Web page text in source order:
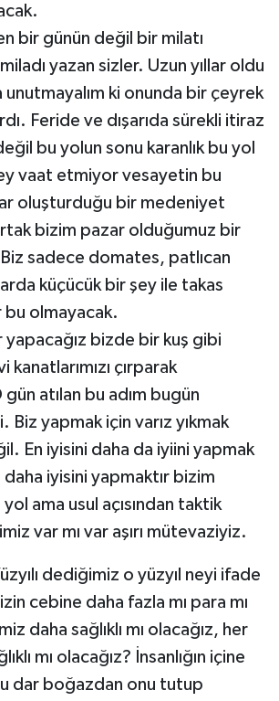
bir günün değil bir milatı
yazan sizler. Uzun yıllar oldu
unutmayalım ki onunda bir çeyrek
Feride ve dışarıda sürekli itiraz
bu yolun sonu karanlık bu yol
vaat etmiyor vesayetin bu
oluşturduğu bir medeniyet
bizim pazar olduğumuz bir
sadece domates, patlıcan
küçücük bir şey ile takas
bu olmayacak.
yapacağız bizde bir kuş gibi
çırparak
atılan bu adım bugün
Biz yapmak için varız yıkmak
En iyisini daha da iyiini yapmak
iyisini yapmaktır bizim
ama usul açısından taktik
var mı var aşırı mütevaziyiz.
dediğimiz o yüzyıl neyi ifade
cebine daha fazla mı para mı
daha sağlıklı mı olacağız, her
mı olacağız? İnsanlığın içine
dar boğazdan onu tutup